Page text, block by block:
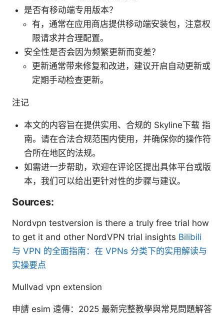
是否有移动端专用版本？
有，通常在应用商店提供移动端安装包，注意权
限请求并合理配置。
安全性是否会因为频繁更新而变差？
更新通常带来修复和改进，建议开启自动更新或
定期手动检查更新。
注记
本文的内容旨在提供实用、合规的 Skyline下载 指
南。请在合法合规范围内使用，并确保你的操作符
合所在地区的法规。
如需进一步帮助，欢迎在评论区提出具体平台或版
本，我们可以给出更针对性的步骤与建议。
Sources:
Nordvpn testversion is there a truly free trial how
to get it and other NordVPN trial insights Bilibili
与 VPN 的全面指南：在 VPNs 分类下的实用解读与
实操要点
Mullvad vpn extension
申請 esim 遠傳：2025 最新完整教學與常見問題解答